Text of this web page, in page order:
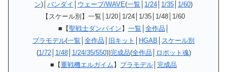
ン)│ バンダイ ウェーブ/WAVE(一覧 1/24 1/35 1/60)
【スケール別】一覧│1/20│1/24│1/35│1/48│1/60
■【聖戦士ダンバイン 】 一覧 全作品
プラモデル(一覧 全作品 旧キット HGAB
スケール別
(1/72│ 1/48│ 1/24/35/550))完成品(全作品 ロボット魂)
■【重戦機エルガイム 】 プラモデル 完成品